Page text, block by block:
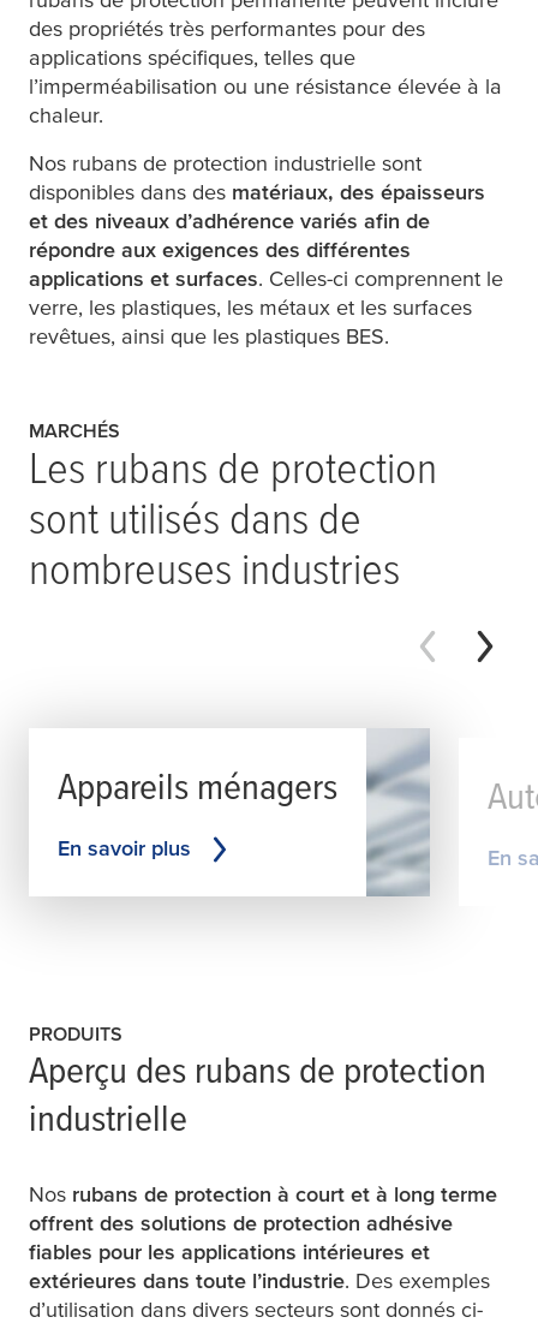
des propriétés très performantes pour des
applications spécifiques, telles que
l’imperméabilisation ou une résistance élevée à la
chaleur.
Nos rubans de protection industrielle sont
disponibles dans des matériaux, des épaisseurs
et des niveaux d’adhérence variés afin de
répondre aux exigences des différentes
applications et surfaces. Celles-ci comprennent le
verre, les plastiques, les métaux et les surfaces
revêtues, ainsi que les plastiques BES.
MARCHÉS
Les rubans de protection
sont utilisés dans de
nombreuses industries
Appareils ménagers
En savoir plus En
PRODUITS
Aperçu des rubans de protection
industrielle
Nos rubans de protection à court et à long terme
offrent des solutions de protection adhésive
fiables pour les applications intérieures et
extérieures dans toute l’industrie. Des exemples
d’utilisation dans divers secteurs sont donnés ci-